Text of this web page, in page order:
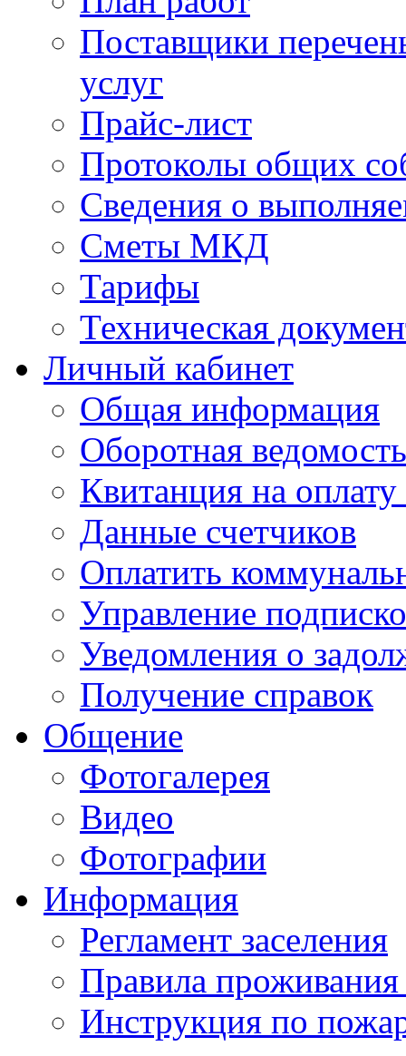
Поставщики
услуг
Прайс-лист
Протоколы общих
Сведения о
Сметы МКД
Тарифы
Техническая
Личный кабинет
Общая информация
Оборотная ведомость
Квитанция на
Данные счетчиков
Оплатить
Управление
Уведомления о
Получение справок
Общение
Фотогалерея
Видео
Фотографии
Информация
Регламент заселения
Правила
Инструкция по